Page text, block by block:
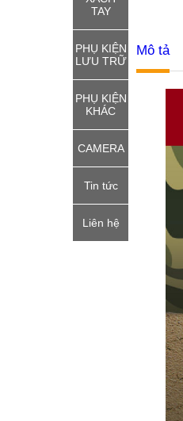
TAY
PHỤ KIỆN
LƯU TRỮ
PHỤ KIỆN
KHÁC
CAMERA
Tin tức
Liên hệ
Mô tả